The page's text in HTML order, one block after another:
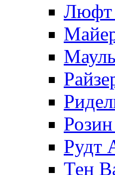
Люфт
Рудт
Тен